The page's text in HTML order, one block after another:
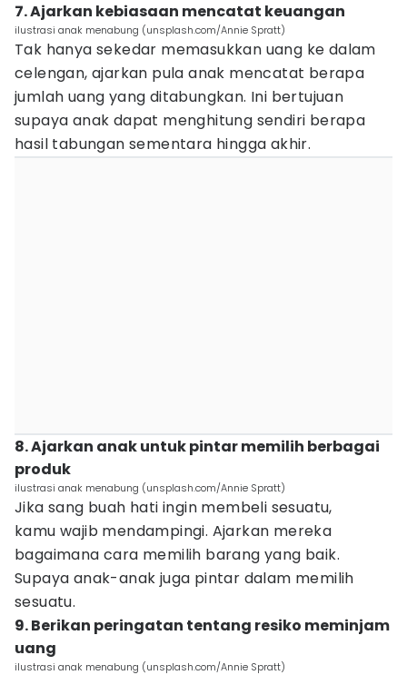
7. Ajarkan kebiasaan mencatat keuangan
ilustrasi anak menabung (unsplash.com/Annie Spratt)
Tak hanya sekedar memasukkan uang ke dalam
celengan, ajarkan pula anak mencatat berapa
jumlah uang yang ditabungkan. Ini bertujuan
supaya anak dapat menghitung sendiri berapa
hasil tabungan sementara hingga akhir.
8. Ajarkan anak untuk pintar memilih berbagai
produk
ilustrasi anak menabung (unsplash.com/Annie Spratt)
Jika sang buah hati ingin membeli sesuatu,
kamu wajib mendampingi. Ajarkan mereka
bagaimana cara memilih barang yang baik.
Supaya anak-anak juga pintar dalam memilih
sesuatu.
9. Berikan peringatan tentang resiko meminjam
uang
ilustrasi anak menabung (unsplash.com/Annie Spratt)